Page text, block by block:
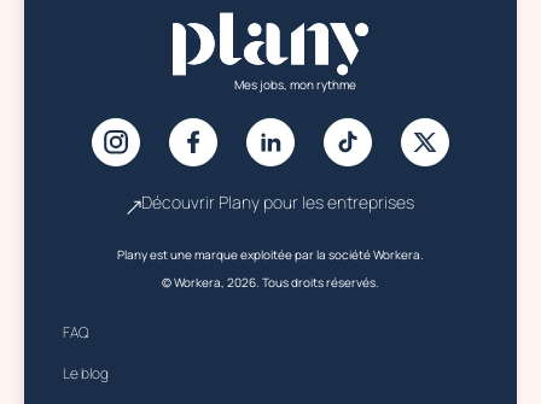
Mes jobs, mon rythme
Découvrir Plany pour les entreprises
Plany est une marque exploitée par la société Workera.
© Workera, 2026. Tous droits réservés.
FAQ
Le blog